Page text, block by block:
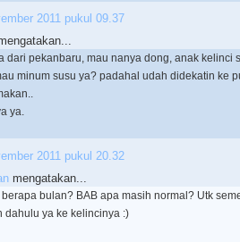
2011 pukul 09.37
dari pekanbaru, mau nanya dong, anak kelinci
minum susu ya? padahal udah didekatin ke
ya.
2011 pukul 20.32
mengatakan...
bulan? BAB apa masih normal? Utk
dahulu ya ke kelincinya :)